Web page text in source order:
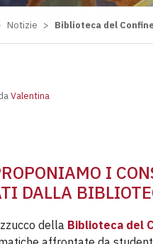
Notizie > Biblioteca del
Valentina
I
DALLA
della Biblioteca del